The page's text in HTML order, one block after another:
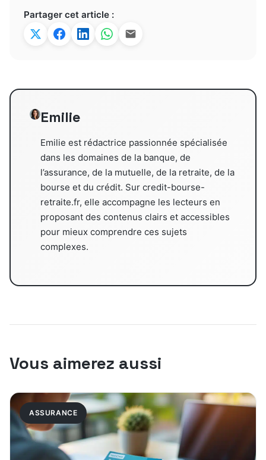
Partager cet article :
Emilie
Emilie est rédactrice passionnée spécialisée
dans les domaines de la banque, de
l’assurance, de la mutuelle, de la retraite, de la
bourse et du crédit. Sur credit-bourse-
retraite.fr, elle accompagne les lecteurs en
proposant des contenus clairs et accessibles
pour mieux comprendre ces sujets
complexes.
Vous aimerez aussi
ASSURANCE